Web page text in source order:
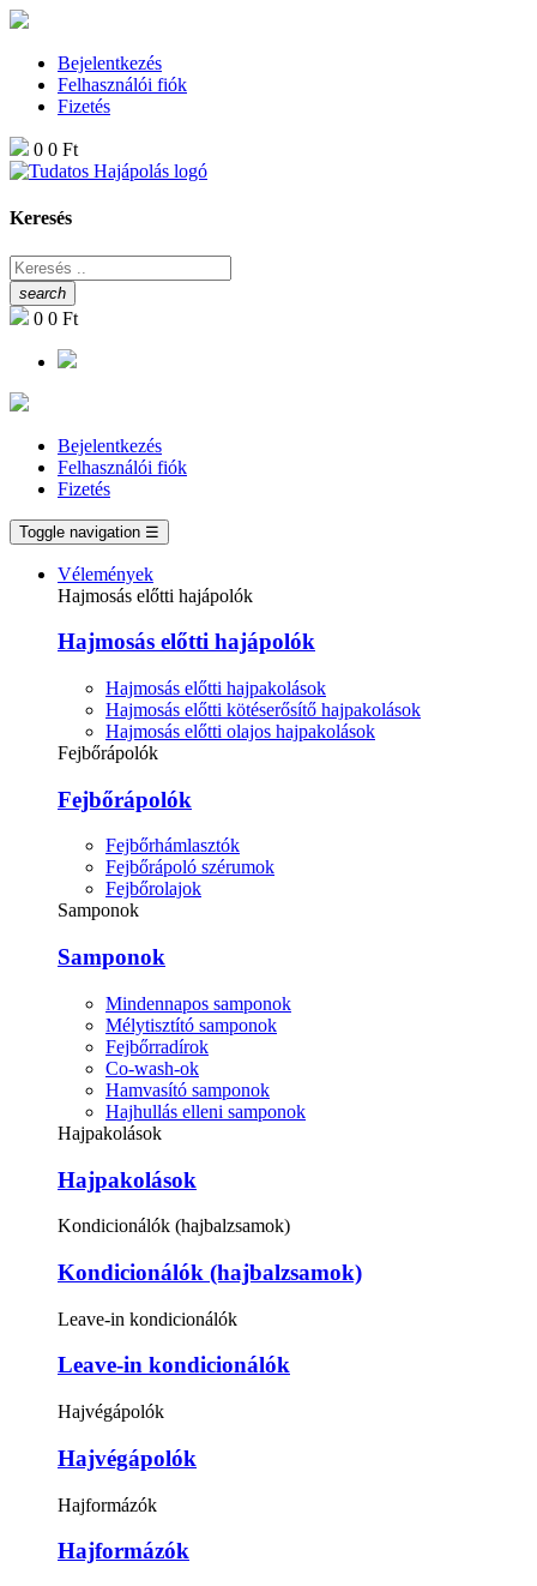
Bejelentkezés
Felhasználói fiók
Fizetés
0 0 Ft
Keresés
search
0 0 Ft
Bejelentkezés
Felhasználói fiók
Fizetés
Toggle navigation ☰
Vélemények
Hajmosás előtti hajápolók
Hajmosás előtti hajápolók
Hajmosás előtti hajpakolások
Hajmosás előtti kötéserősítő hajpakolások
Hajmosás előtti olajos hajpakolások
Fejbőrápolók
Fejbőrápolók
Fejbőrhámlasztók
Fejbőrápoló szérumok
Fejbőrolajok
Samponok
Samponok
Mindennapos samponok
Mélytisztító samponok
Fejbőrradírok
Co-wash-ok
Hamvasító samponok
Hajhullás elleni samponok
Hajpakolások
Hajpakolások
Kondicionálók (hajbalzsamok)
Kondicionálók (hajbalzsamok)
Leave-in kondicionálók
Leave-in kondicionálók
Hajvégápolók
Hajvégápolók
Hajformázók
Hajformázók